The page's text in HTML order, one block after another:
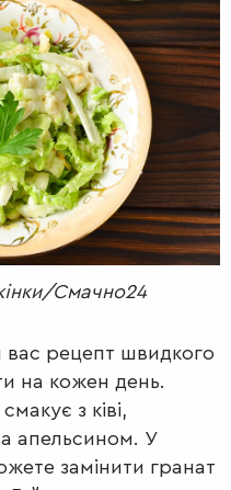
ТРАДИЦІЇ
Смачно24
вас рецепт швидкого
на кожен день.
з ківі,
апельсином. У
замінити гранат